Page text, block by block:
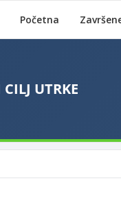
Početna